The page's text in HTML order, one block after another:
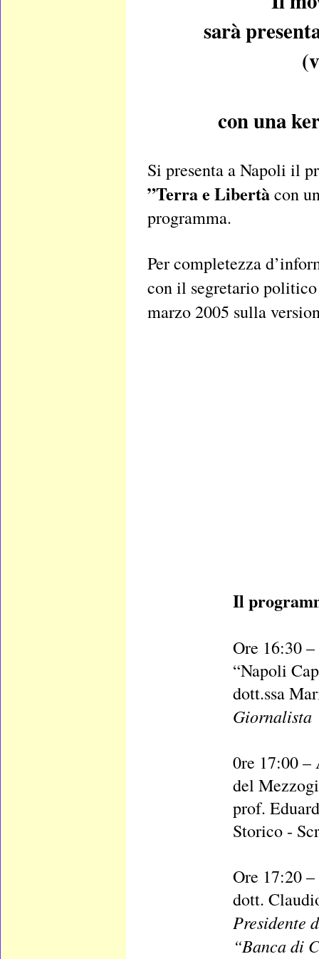
sarà
con una
Si presenta a Napoli il
”Terra e Libertàcon
programma.
Per completezza
con il segretario
marzo 2005 sulla
Il
Ore 16:30
“Napoli
dott.ssa
Giornalista
0re 17:00
del
prof.
Storico -
Ore 17:20
dott.
Presidente
“Banca di